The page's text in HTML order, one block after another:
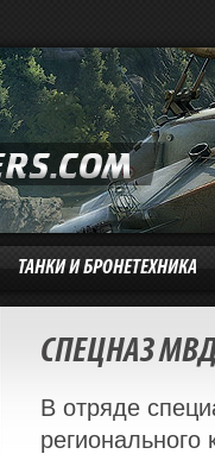
ТАНКИ И БРОНЕТЕХНИКА
СПЕЦНАЗ
В отряде